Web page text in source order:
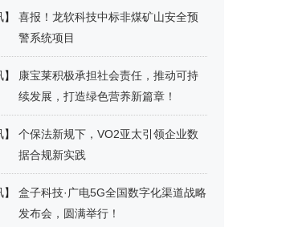
】
喜报！龙软科技中标非煤矿山安全预
警系统项目
】
康宝莱积极承担社会责任，推动可持
续发展，打造绿色营养新篇章！
】
个保法新规下，VO2亚太引领企业数
据合规新实践
】
盒子科技·广电5G全国数字化渠道战略
发布会，圆满举行！